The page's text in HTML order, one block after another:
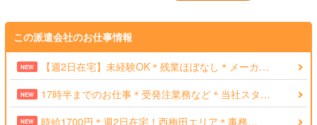
この派遣会社のお仕事情報
NEW 【週2日在宅】未経験OK＊残業ほぼなし＊メーカ…
NEW 17時半までのお仕事＊受発注業務など＊当社スタ…
NEW 時給1700円＊週2日在宅！西梅田エリア＊事務…